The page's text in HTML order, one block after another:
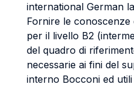
international German
Fornire le
per il livello B2
del quadro di
necessarie ai fini del
interno Bocconi ed